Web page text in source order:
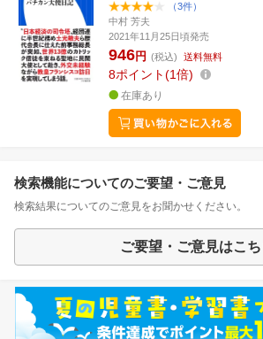
（3件）
中村 芳夫
2021年11月25日頃発売
946円 (税込) 送料無料
8ポイント 1倍
在庫あり
検索機能についてのご要望・ご意見
検索結果についてのご意見をお聞かせください。
ご要望・ご意見はこち